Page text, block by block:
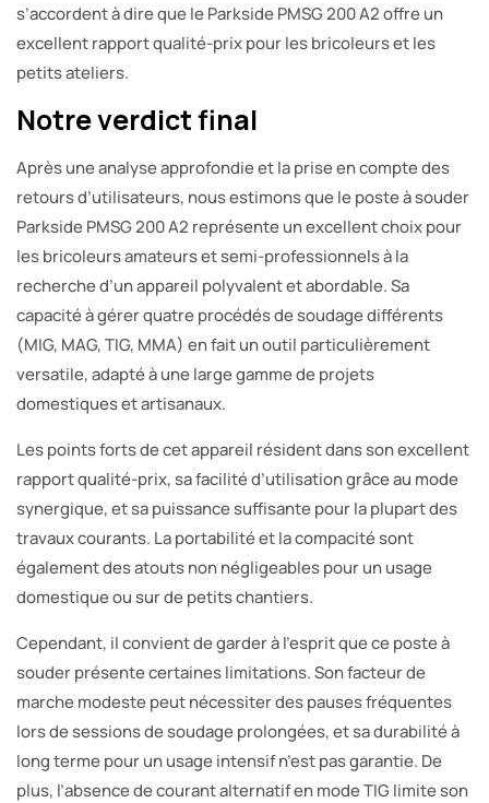
s’accordent à dire que le Parkside PMSG 200 A2 offre un
excellent rapport qualité-prix pour les bricoleurs et les
petits ateliers.
Notre verdict final
Après une analyse approfondie et la prise en compte des
retours d’utilisateurs, nous estimons que le poste à souder
Parkside PMSG 200 A2 représente un excellent choix pour
les bricoleurs amateurs et semi-professionnels à la
recherche d’un appareil polyvalent et abordable. Sa
capacité à gérer quatre procédés de soudage différents
(MIG, MAG, TIG, MMA) en fait un outil particulièrement
versatile, adapté à une large gamme de projets
domestiques et artisanaux.
Les points forts de cet appareil résident dans son excellent
rapport qualité-prix, sa facilité d’utilisation grâce au mode
synergique, et sa puissance suffisante pour la plupart des
travaux courants. La portabilité et la compacité sont
également des atouts non négligeables pour un usage
domestique ou sur de petits chantiers.
Cependant, il convient de garder à l’esprit que ce poste à
souder présente certaines limitations. Son facteur de
marche modeste peut nécessiter des pauses fréquentes
lors de sessions de soudage prolongées, et sa durabilité à
long terme pour un usage intensif n’est pas garantie. De
plus, l’absence de courant alternatif en mode TIG limite son